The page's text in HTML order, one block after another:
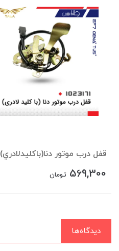
قفل درب موتور دنا(باکليدلادري)
569,300 تومان
دیدگاه‌ها